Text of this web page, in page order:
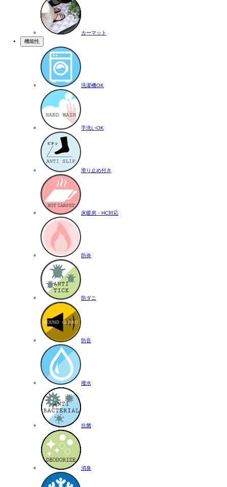
カーマット
機能性
洗濯機OK
手洗いOK
滑り止め付き
床暖房・HC対応
防炎
防ダニ
防音
撥水
抗菌
消臭